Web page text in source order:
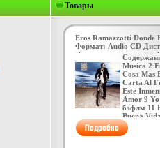
Товары
Eros Ramazzotti Donde
Формат: Audio CD
Лицензионные товары
аудионосителей 1996
издание инфо 4388v.
Musica 2
Cosa Mas
Carta Al
Este
Amor 9
бэфлм 11
Buena